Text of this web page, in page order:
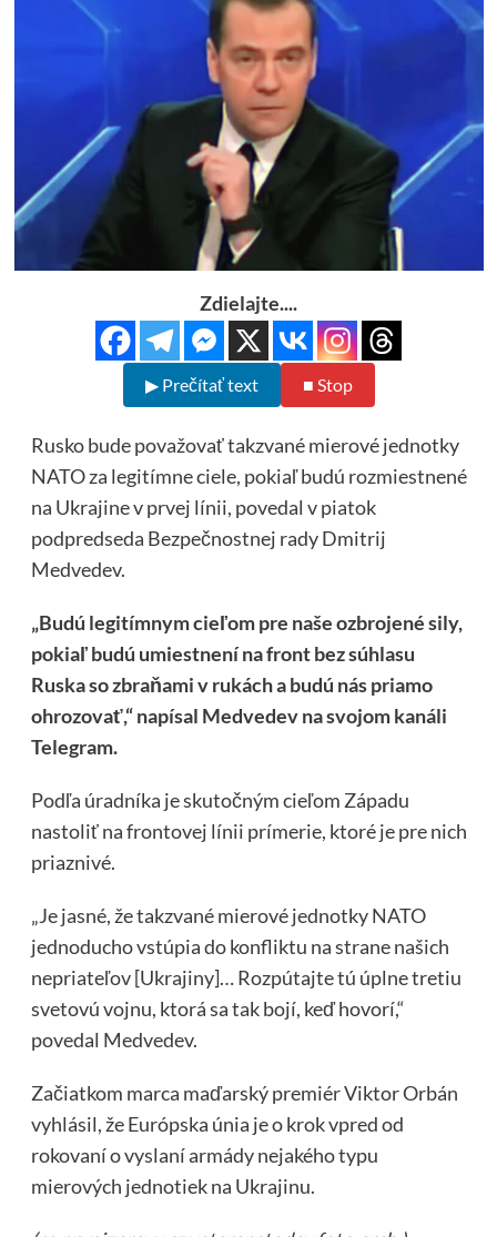
Zdielajte....
▶ Prečítať text ■ Stop
Rusko bude považovať takzvané mierové jednotky
NATO za legitímne ciele, pokiaľ budú rozmiestnené
na Ukrajine v prvej línii, povedal v piatok
podpredseda Bezpečnostnej rady Dmitrij
Medvedev.
„Budú legitímnym cieľom pre naše ozbrojené sily,
pokiaľ budú umiestnení na front bez súhlasu
Ruska so zbraňami v rukách a budú nás priamo
ohrozovať,“ napísal Medvedev na svojom kanáli
Telegram.
Podľa úradníka je skutočným cieľom Západu
nastoliť na frontovej línii prímerie, ktoré je pre nich
priaznivé.
„Je jasné, že takzvané mierové jednotky NATO
jednoducho vstúpia do konfliktu na strane našich
nepriateľov [Ukrajiny]… Rozpútajte tú úplne tretiu
svetovú vojnu, ktorá sa tak bojí, keď hovorí,“
povedal Medvedev.
Začiatkom marca maďarský premiér Viktor Orbán
vyhlásil, že Európska únia je o krok vpred od
rokovaní o vyslaní armády nejakého typu
mierových jednotiek na Ukrajinu.